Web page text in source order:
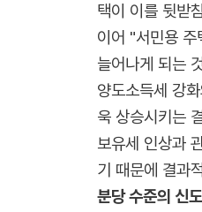
택이 이를 뒷받
이어 "서민용 주
늘어나게 되는
양도소득세 강
욱 상승시키는
보유세 인상과
기 때문에 결과
분당 수준의 신